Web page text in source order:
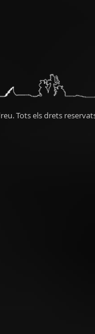
Tots els drets